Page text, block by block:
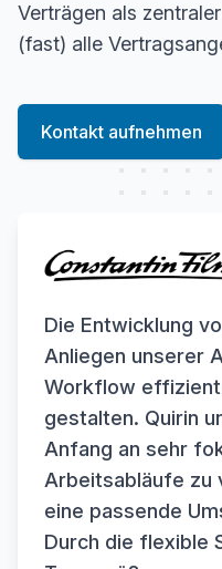
Verträgen als
(fast) alle
Kontakt aufnehmen
Die Entwicklung
Anliegen unserer
Workflow
gestalten. Quirin
Anfang an sehr
Arbeitsabläufe zu
eine passende
Durch die flexible